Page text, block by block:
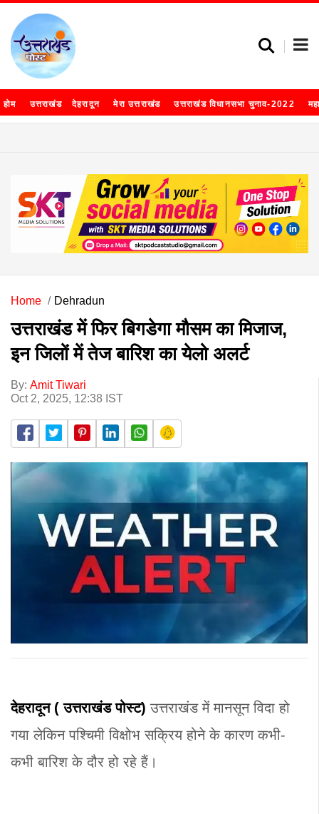
होम उत्तराखंड देहरादून मेरा उत्तराखंड उत्तराखंड विधानसभा चुनाव-2022
Home Dehradun
उत्तराखंड में फिर बिगडेगा मौसम का मिजाज,
इन जिलों में तेज बारिश का येलो अलर्ट
By: Amit Tiwari
Oct 2, 2025, 12:38 IST
देहरादून ( उत्तराखंड पोस्ट) उत्तराखंड में मानसून विदा हो
गया लेकिन पश्चिमी विक्षोभ सक्रिय होने के कारण कभी-
कभी बारिश के दौर हो रहे हैं।